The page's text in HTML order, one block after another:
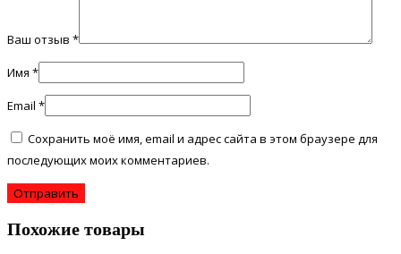
Ваш отзыв *
Имя *
Email *
Сохранить моё имя, email и адрес сайта в этом браузере для
последующих моих комментариев.
Похожие товары